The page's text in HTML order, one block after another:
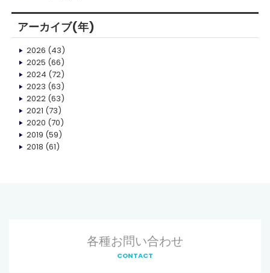
アーカイブ(年)
2026 (43)
2025 (66)
2024 (72)
2023 (63)
2022(63)
2021 (73)
2020 (70)
2019 (59)
2018 (61)
各種お問い合わせ
CONTACT